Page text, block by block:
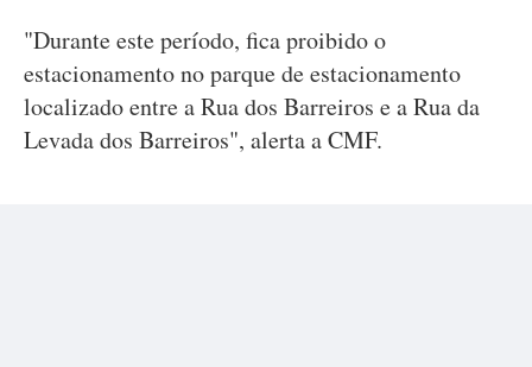
"Durante este período, fica proibido o
estacionamento no parque de estacionamento
localizado entre a Rua dos Barreiros e a Rua da
Levada dos Barreiros", alerta a CMF.